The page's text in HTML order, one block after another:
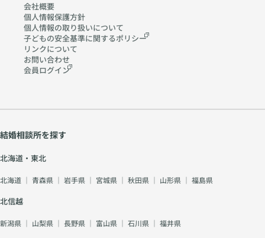
会社概要
個人情報保護方針
個人情報の取り扱いについて
子どもの安全基準に関するポリシー
リンクについて
お問い合わせ
会員ログイン
結婚相談所を探す
北海道・東北
北海道 ｜ 青森県 ｜ 岩手県 ｜ 宮城県 ｜ 秋田県 ｜ 山形県 ｜ 福島県
北信越
新潟県 ｜ 山梨県 ｜ 長野県 ｜ 富山県 ｜ 石川県 ｜ 福井県